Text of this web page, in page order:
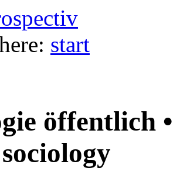
start
öffentlich